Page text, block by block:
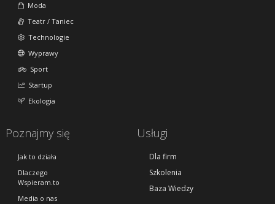
Moda
Teatr / Taniec
Technologie
Wyprawy
Sport
Startup
Ekologia
Poznajmy się
Jak to działa
Dlaczego
Wspieram.to
Media o nas
Usługi
Dla firm
Szkolenia
Baza Wiedzy